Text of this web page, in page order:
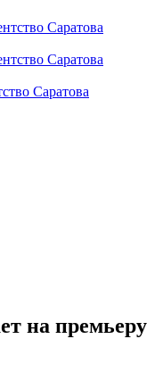
Саратова
на премьеру